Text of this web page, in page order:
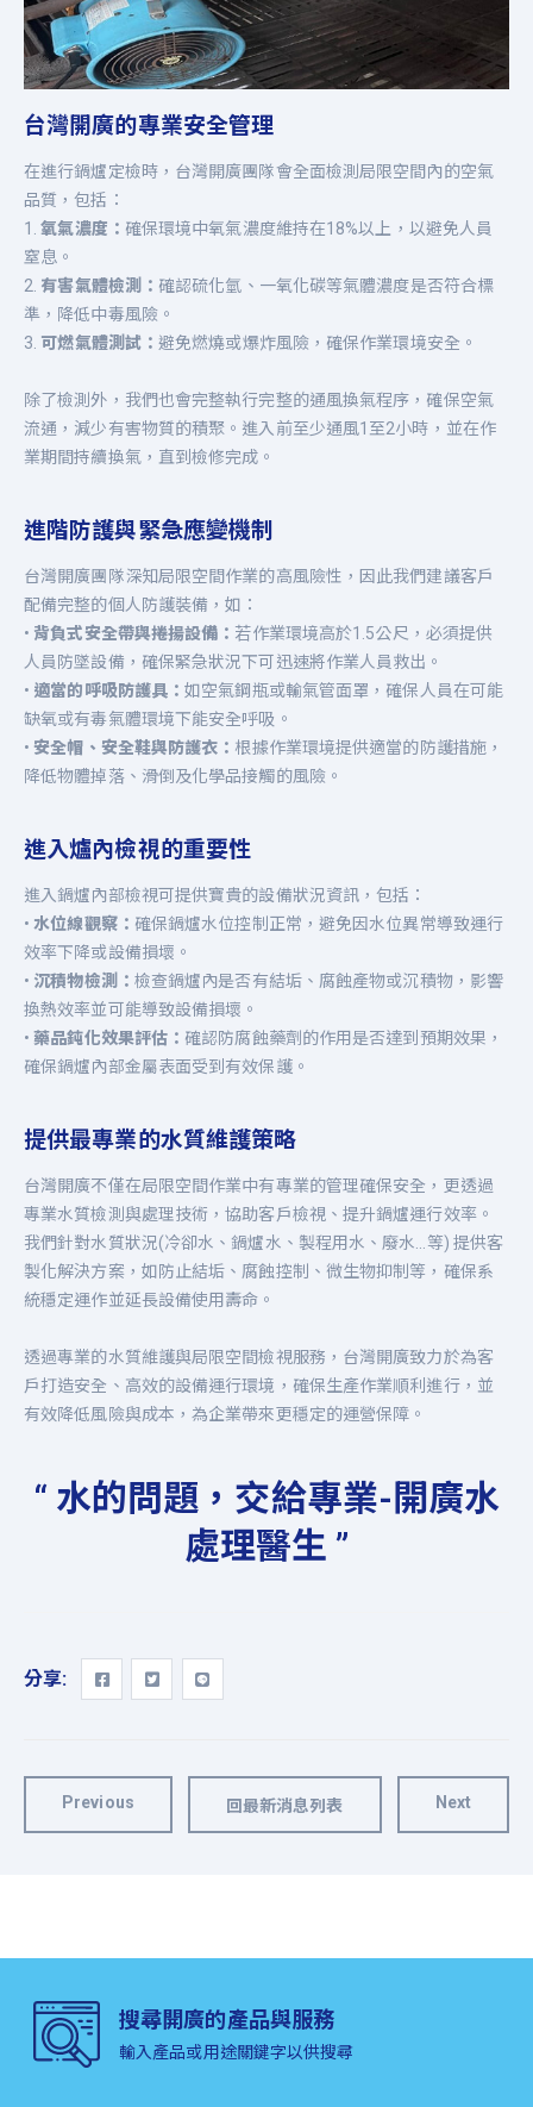
台灣開廣的專業安全管理
在進行鍋爐定檢時，台灣開廣團隊會全面檢測局限空間內的空氣
品質，包括：
1.氧氣濃度： 確保環境中氧氣濃度維持在18%以上，以避免人員
窒息。
2. 有害氣體檢測： 確認硫化氫、一氧化碳等氣體濃度是否符合標
準，降低中毒風險。
3. 可燃氣體測試：避免燃燒或爆炸風險，確保作業環境安全。
除了檢測外，我們也會完整執行完整的通風換氣程序，確保空氣
流通，減少有害物質的積聚。進入前至少通風1至2小時，並在作
業期間持續換氣，直到檢修完成。
進階防護與緊急應變機制
台灣開廣團隊深知局限空間作業的高風險性，因此我們建議客戶
配備完整的個人防護裝備，如：
• 背負式安全帶與捲揚設備： 若作業環境高於1.5公尺，必須提供
人員防墜設備，確保緊急狀況下可迅速將作業人員救出。
• 適當的呼吸防護具：如空氣鋼瓶或輸氣管面罩，確保人員在可能
缺氧或有毒氣體環境下能安全呼吸。
•安全帽、安全鞋與防護衣： 根據作業環境提供適當的防護措施，
降低物體掉落、滑倒及化學品接觸的風險。
進入爐內檢視的重要性
進入鍋爐內部檢視可提供寶貴的設備狀況資訊，包括：
•水位線觀察： 確保鍋爐水位控制正常，避免因水位異常導致運行
效率下降或設備損壞。
• 沉積物檢測： 檢查鍋爐內是否有結垢、腐蝕產物或沉積物，影響
換熱效率並可能導致設備損壞。
•藥品鈍化效果評估： 確認防腐蝕藥劑的作用是否達到預期效果，
確保鍋爐內部金屬表面受到有效保護。
提供最專業的水質維護策略
台灣開廣不僅在局限空間作業中有專業的管理確保安全，更透過
專業水質檢測與處理技術，協助客戶檢視、提升鍋爐運行效率。
我們針對水質狀況(冷卻水、鍋爐水、製程用水、廢水…等) 提供客
製化解決方案，如防止結垢、腐蝕控制、微生物抑制等，確保系
統穩定運作並延長設備使用壽命。
透過專業的水質維護與局限空間檢視服務，台灣開廣致力於為客
戶打造安全、高效的設備運行環境，確保生產作業順利進行，並
有效降低風險與成本，為企業帶來更穩定的運營保障。
“ 水的問題，交給專業-開廣水
處理醫生 ”
分享:
Previous 回最新消息列表 Next
搜尋開廣的產品與服務
輸入產品或用途關鍵字以供搜尋